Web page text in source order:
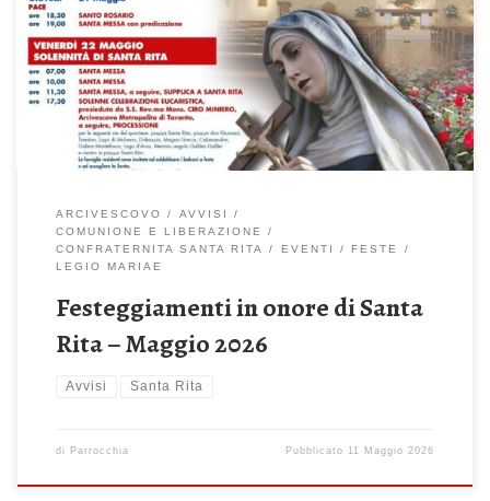
ARCIVESCOVO
AVVISI
COMUNIONE E LIBERAZIONE
CONFRATERNITA SANTA RITA
EVENTI
FESTE
LEGIO MARIAE
Festeggiamenti in onore di Santa
Rita – Maggio 2026
Avvisi Santa Rita
di Parrocchia Pubblicato 11 Maggio 2026